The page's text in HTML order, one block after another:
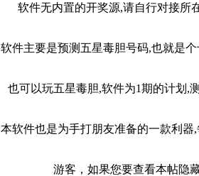
软件无内置的开奖源,请自行对接所
软件主要是预测五星毒胆号码,也就是
也可以玩五星毒胆,软件为1期的计划,
本软件也是为手打朋友准备的一款利器
游客，如果您要查看本帖隐